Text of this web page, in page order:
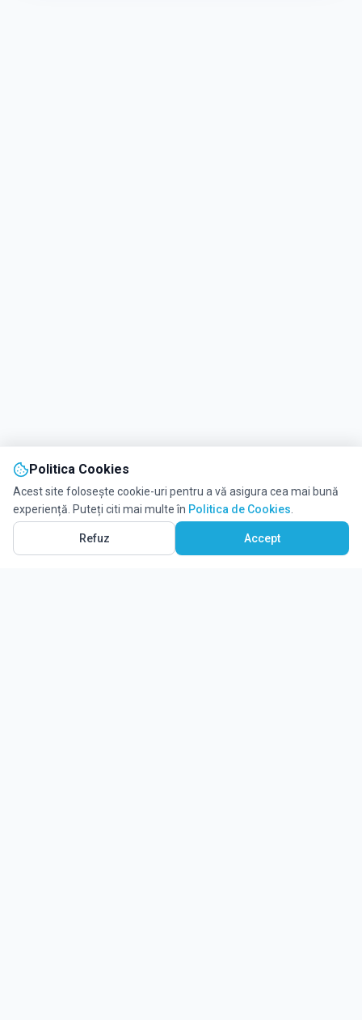
Politica Cookies
Acest site folosește cookie-uri pentru a vă asigura cea mai bună
experiență. Puteți citi mai multe în Politica de Cookies
Refuz Accept